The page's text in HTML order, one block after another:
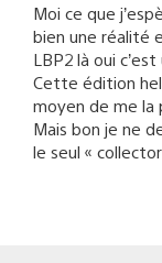
Moi ce que
bien une réalité
LBP2 là oui
Cette édition
moyen de me la
Mais bon je ne
le seul «